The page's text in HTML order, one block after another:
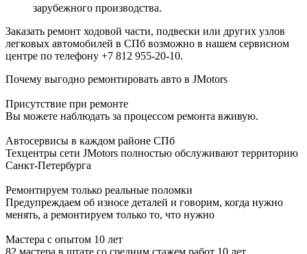
зарубежного производства.
Заказать ремонт ходовой части, подвески или других узлов
легковых автомобилей в СПб возможно в нашем сервисном
центре по телефону +7 812 955-20-10.
Почему выгодно ремонтировать авто в JMotors
Присутствие при ремонте
Вы можете наблюдать за процессом ремонта вживую.
Автосервисы в каждом районе СПб
Техцентры сети JMotors полностью обслуживают территорию
Санкт-Петербурга
Ремонтируем только реальные поломки
Предупреждаем об износе деталей и говорим, когда нужно
менять, а ремонтируем только то, что нужно
Мастера с опытом 10 лет
82 мастера в штате со средним стажем работ 10 лет.